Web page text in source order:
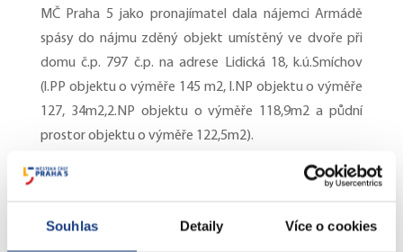
Souhlas Detaily Více o cookies
MČ Praha 5 jako pronajímatel dala nájemci Armádě
spásy do nájmu zděný objekt umístěný ve dvoře při
domu č.p. 797 č.p. na adrese Lidická 18, k.ú.Smíchov
(l.PP objektu o výměře 145 m2, l.NP objektu o výměře
127, 34m2,2.NP objektu o výměře 118,9m2 a půdní
prostor objektu o výměře 122,5m2).
nemovitosti za účelem provozování veřejně